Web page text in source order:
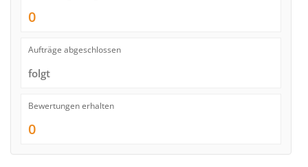
0
Aufträge abgeschlossen
folgt
Bewertungen erhalten
0